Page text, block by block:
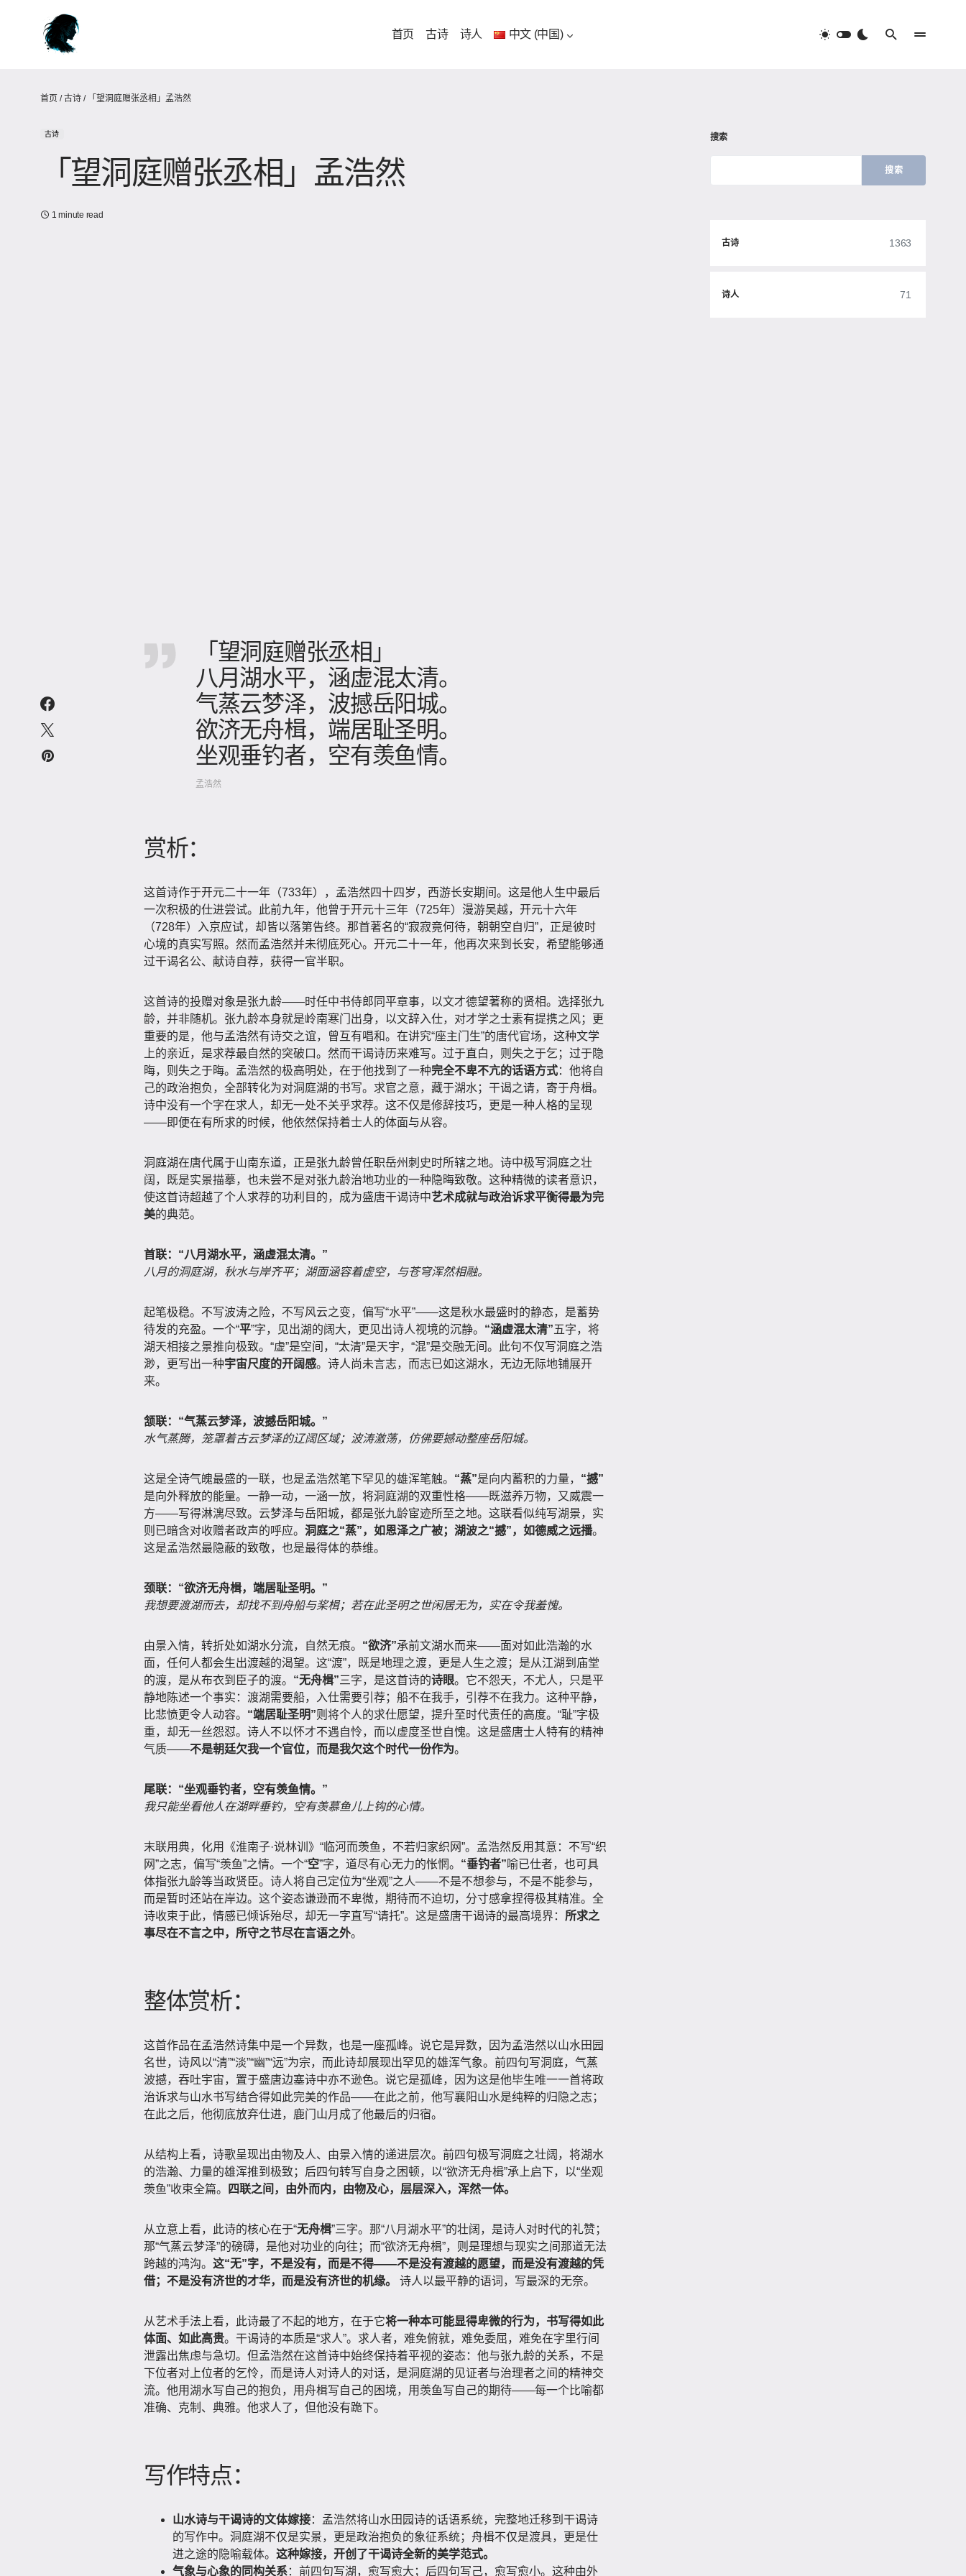
首页 古诗 诗人 中文 (中国)
首页 /古诗 / 「望洞庭赠张丞相」孟浩然
古诗
「望洞庭赠张丞相」孟浩然
1 minute read
「望洞庭赠张丞相」
八月湖水平，涵虚混太清。
气蒸云梦泽，波撼岳阳城。
欲济无舟楫，端居耻圣明。
坐观垂钓者，空有羡鱼情。
孟浩然
赏析：
这首诗作于开元二十一年（733年），孟浩然四十四岁，西游长安期间。这是他人生中最后
一次积极的仕进尝试。此前九年，他曾于开元十三年（725年）漫游吴越，开元十六年
（728年）入京应试，却皆以落第告终。那首著名的“寂寂竟何待，朝朝空自归”，正是彼时
心境的真实写照。然而孟浩然并未彻底死心。开元二十一年，他再次来到长安，希望能够通
过干谒名公、献诗自荐，获得一官半职。
这首诗的投赠对象是张九龄——时任中书侍郎同平章事，以文才德望著称的贤相。选择张九
龄，并非随机。张九龄本身就是岭南寒门出身，以文辞入仕，对才学之士素有提携之风；更
重要的是，他与孟浩然有诗交之谊，曾互有唱和。在讲究“座主门生”的唐代官场，这种文学
上的亲近，是求荐最自然的突破口。然而干谒诗历来难写。过于直白，则失之于乞；过于隐
晦，则失之于晦。孟浩然的极高明处，在于他找到了一种完全不卑不亢的话语方式：他将自
己的政治抱负，全部转化为对洞庭湖的书写。求官之意，藏于湖水；干谒之请，寄于舟楫。
诗中没有一个字在求人，却无一处不关乎求荐。这不仅是修辞技巧，更是一种人格的呈现
——即便在有所求的时候，他依然保持着士人的体面与从容。
洞庭湖在唐代属于山南东道，正是张九龄曾任职岳州刺史时所辖之地。诗中极写洞庭之壮
阔，既是实景描摹，也未尝不是对张九龄治地功业的一种隐晦致敬。这种精微的读者意识，
使这首诗超越了个人求荐的功利目的，成为盛唐干谒诗中艺术成就与政治诉求平衡得最为完
美的典范。
首联：“八月湖水平，涵虚混太清。”
八月的洞庭湖，秋水与岸齐平；湖面涵容着虚空，与苍穹浑然相融。
起笔极稳。不写波涛之险，不写风云之变，偏写“水平”——这是秋水最盛时的静态，是蓄势
待发的充盈。一个“平”字，见出湖的阔大，更见出诗人视境的沉静。 “涵虚混太清”五字，将
湖天相接之景推向极致。“虚”是空间，“太清”是天宇，“混”是交融无间。此句不仅写洞庭之浩
渺，更写出一种宇宙尺度的开阔感。诗人尚未言志，而志已如这湖水，无边无际地铺展开
来。
颔联：“气蒸云梦泽，波撼岳阳城。”
水气蒸腾，笼罩着古云梦泽的辽阔区域；波涛激荡，仿佛要撼动整座岳阳城。
这是全诗气魄最盛的一联，也是孟浩然笔下罕见的雄浑笔触。 “蒸”是向内蓄积的力量， “撼”
是向外释放的能量。一静一动，一涵一放，将洞庭湖的双重性格——既滋养万物，又威震一
方——写得淋漓尽致。云梦泽与岳阳城，都是张九龄宦迹所至之地。这联看似纯写湖景，实
则已暗含对收赠者政声的呼应。 洞庭之“蒸”，如恩泽之广被；湖波之“撼”，如德威之远播。
这是孟浩然最隐蔽的致敬，也是最得体的恭维。
颈联：“欲济无舟楫，端居耻圣明。”
我想要渡湖而去，却找不到舟船与桨楫；若在此圣明之世闲居无为，实在令我羞愧。
由景入情，转折处如湖水分流，自然无痕。 “欲济”承前文湖水而来——面对如此浩瀚的水
面，任何人都会生出渡越的渴望。这“渡”，既是地理之渡，更是人生之渡；是从江湖到庙堂
的渡，是从布衣到臣子的渡。 “无舟楫”三字，是这首诗的诗眼。它不怨天，不尤人，只是平
静地陈述一个事实：渡湖需要船，入仕需要引荐；船不在我手，引荐不在我力。这种平静，
比悲愤更令人动容。 “端居耻圣明”则将个人的求仕愿望，提升至时代责任的高度。“耻”字极
重，却无一丝怨怼。诗人不以怀才不遇自怜，而以虚度圣世自愧。这是盛唐士人特有的精神
气质——不是朝廷欠我一个官位，而是我欠这个时代一份作为。
尾联：“坐观垂钓者，空有羡鱼情。”
我只能坐看他人在湖畔垂钓，空有羡慕鱼儿上钩的心情。
末联用典，化用《淮南子·说林训》“临河而羡鱼，不若归家织网”。孟浩然反用其意：不写“织
网”之志，偏写“羡鱼”之情。一个“空”字，道尽有心无力的怅惘。 “垂钓者”喻已仕者，也可具
体指张九龄等当政贤臣。诗人将自己定位为“坐观”之人——不是不想参与，不是不能参与，
而是暂时还站在岸边。这个姿态谦逊而不卑微，期待而不迫切，分寸感拿捏得极其精准。全
诗收束于此，情感已倾诉殆尽，却无一字直写“请托”。这是盛唐干谒诗的最高境界： 所求之
事尽在不言之中，所守之节尽在言语之外。
整体赏析：
这首作品在孟浩然诗集中是一个异数，也是一座孤峰。说它是异数，因为孟浩然以山水田园
名世，诗风以“清”“淡”“幽”“远”为宗，而此诗却展现出罕见的雄浑气象。前四句写洞庭，气蒸
波撼，吞吐宇宙，置于盛唐边塞诗中亦不逊色。说它是孤峰，因为这是他毕生唯一一首将政
治诉求与山水书写结合得如此完美的作品——在此之前，他写襄阳山水是纯粹的归隐之志；
在此之后，他彻底放弃仕进，鹿门山月成了他最后的归宿。
从结构上看，诗歌呈现出由物及人、由景入情的递进层次。前四句极写洞庭之壮阔，将湖水
的浩瀚、力量的雄浑推到极致；后四句转写自身之困顿，以“欲济无舟楫”承上启下，以“坐观
羡鱼”收束全篇。
四联之间，由外而内，由物及心，层层深入，浑然一体。
从立意上看，此诗的核心在于“无舟楫”三字。那“八月湖水平”的壮阔，是诗人对时代的礼赞；
那“气蒸云梦泽”的磅礴，是他对功业的向往；而“欲济无舟楫”，则是理想与现实之间那道无法
跨越的鸿沟。 这“无”字，不是没有，而是不得——不是没有渡越的愿望，而是没有渡越的凭
借；不是没有济世的才华，而是没有济世的机缘。
诗人以最平静的语词，写最深的无奈。
从艺术手法上看，此诗最了不起的地方，在于它将一种本可能显得卑微的行为，书写得如此
体面、如此高贵。干谒诗的本质是“求人”。求人者，难免俯就，难免委屈，难免在字里行间
泄露出焦虑与急切。但孟浩然在这首诗中始终保持着平视的姿态：他与张九龄的关系，不是
下位者对上位者的乞怜，而是诗人对诗人的对话，是洞庭湖的见证者与治理者之间的精神交
流。他用湖水写自己的抱负，用舟楫写自己的困境，用羡鱼写自己的期待——每一个比喻都
准确、克制、典雅。他求人了，但他没有跪下。
写作特点：
山水诗与干谒诗的文体嫁接：孟浩然将山水田园诗的话语系统，完整地迁移到干谒诗
的写作中。洞庭湖不仅是实景，更是政治抱负的象征系统；舟楫不仅是渡具，更是仕
进之途的隐喻载体。 这种嫁接，开创了干谒诗全新的美学范式。
气象与心象的同构关系：前四句写湖，愈写愈大；后四句写己，愈写愈小。这种由外
搜索
搜索
古诗 1363
诗人 71